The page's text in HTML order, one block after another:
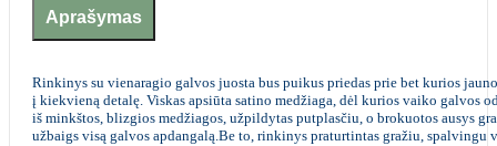
Aprašymas
Rinkinys su vienaragio galvos juosta bus puikus priedas prie bet kurios
į kiekvieną detalę. Viskas apsiūta satino medžiaga, dėl kurios vaiko galvos
iš minkštos, blizgios medžiagos, užpildytas putplasčiu, o brokuotos ausys
užbaigs visą galvos apdangalą.Be to, rinkinys praturtintas gražiu,